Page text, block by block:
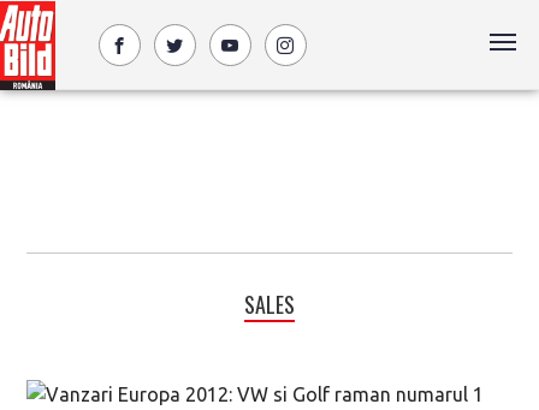
SALES